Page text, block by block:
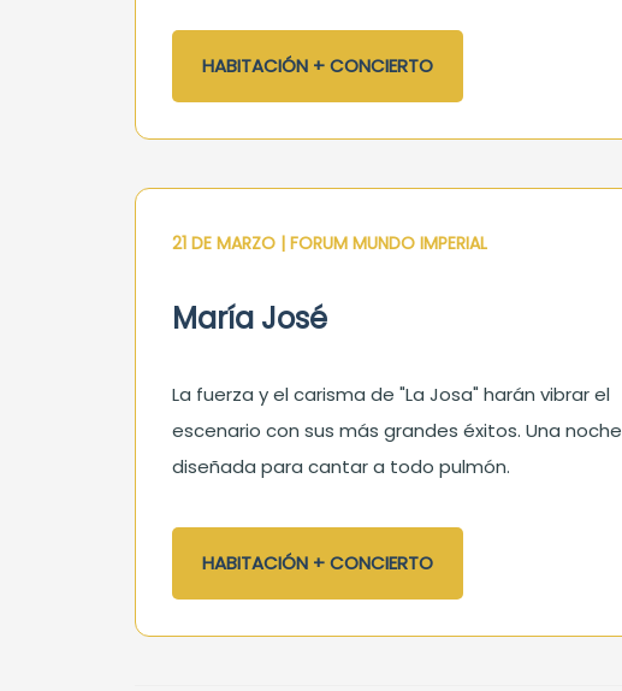
HABITACIÓN + CONCIERTO
21 DE MARZO | FORUM MUNDO IMPERIAL
María José
La fuerza y el carisma de "La Josa" harán vibrar el
escenario con sus más grandes éxitos. Una noche
diseñada para cantar a todo pulmón.
HABITACIÓN + CONCIERTO